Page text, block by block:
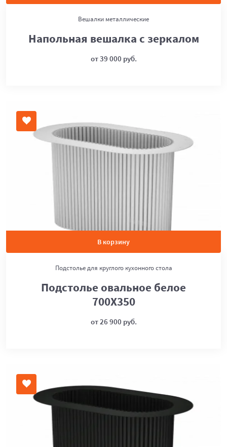
Вешалки металлические
Напольная вешалка с зеркалом
от 39 000 руб.
В корзину
Подстолье для круглого кухонного стола
Подстолье овальное белое
700Х350
от 26 900 руб.